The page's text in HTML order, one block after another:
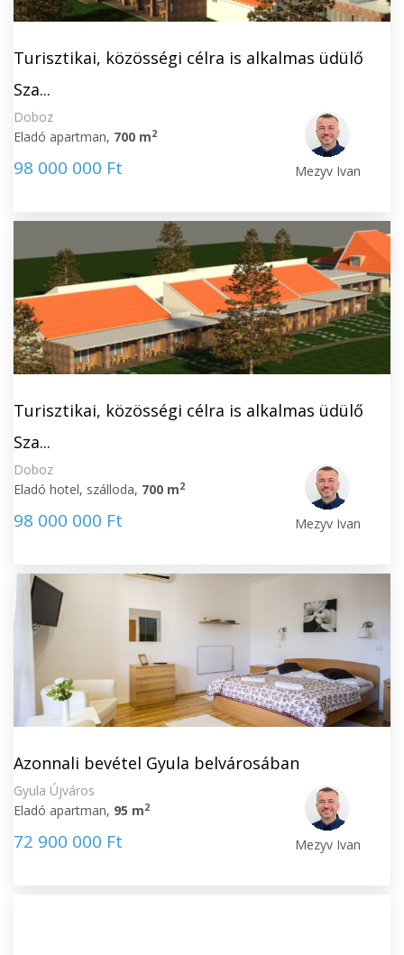
Turisztikai, közösségi célra is alkalmas üdülő
Sza...
Doboz
Eladó apartman, 700 m2
98 000 000 Ft Mezyv Ivan
Turisztikai, közösségi célra is alkalmas üdülő
Sza...
Doboz
Eladó hotel, szálloda, 700 m2
98 000 000 Ft Mezyv Ivan
Azonnali bevétel Gyula belvárosában
Gyula Újváros
Eladó apartman, 95 m2
72 900 000 Ft Mezyv Ivan